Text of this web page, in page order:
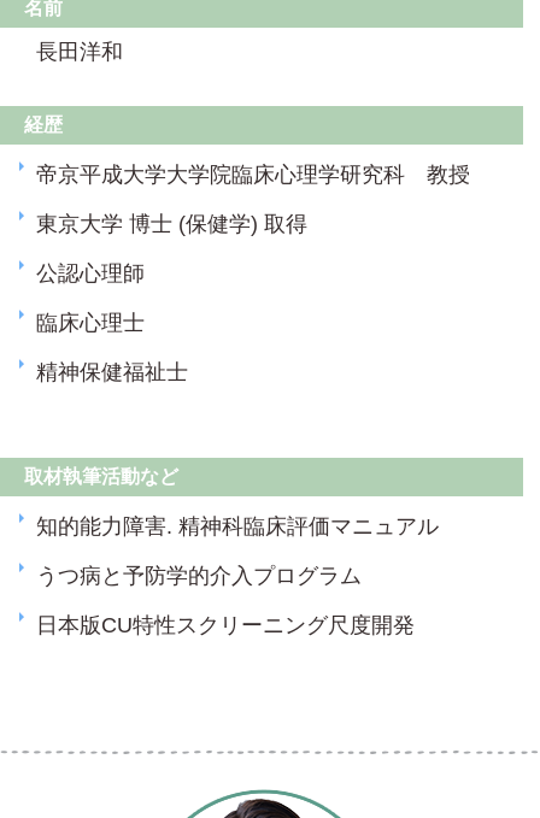
名前
長田洋和
経歴
帝京平成大学大学院臨床心理学研究科 教授
東京大学 博士 (保健学) 取得
公認心理師
臨床心理士
精神保健福祉士
取材執筆活動など
知的能力障害. 精神科臨床評価マニュアル
うつ病と予防学的介入プログラム
日本版CU特性スクリーニング尺度開発